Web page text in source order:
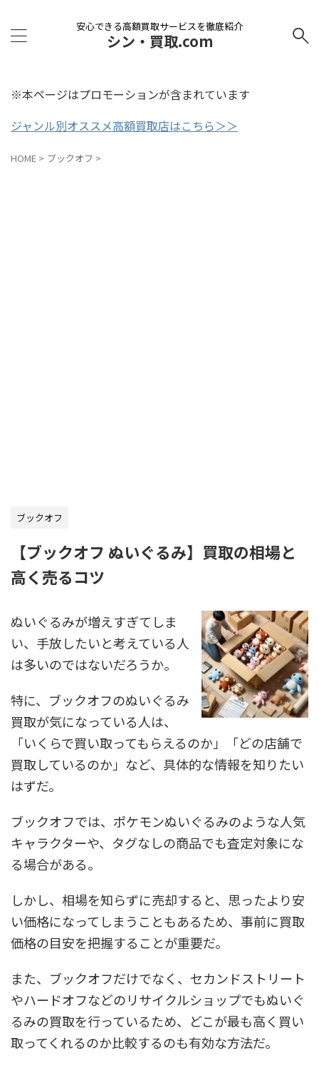
安心できる高額買取サービスを徹底紹介
シン・買取.com
※本ページはプロモーションが含まれています
ジャンル別オススメ高額買取店はこちら＞＞
HOME > ブックオフ >
ブックオフ
【ブックオフ ぬいぐるみ】買取の相場と
高く売るコツ
ぬいぐるみが増えすぎてしま
い、手放したいと考えている人
は多いのではないだろうか。
特に、ブックオフのぬいぐるみ
買取が気になっている人は、
「いくらで買い取ってもらえるのか」「どの店舗で
買取しているのか」など、具体的な情報を知りたい
はずだ。
ブックオフでは、ポケモンぬいぐるみのような人気
キャラクターや、タグなしの商品でも査定対象にな
る場合がある。
しかし、相場を知らずに売却すると、思ったより安
い価格になってしまうこともあるため、事前に買取
価格の目安を把握することが重要だ。
また、ブックオフだけでなく、セカンドストリート
やハードオフなどのリサイクルショップでもぬいぐ
るみの買取を行っているため、どこが最も高く買い
取ってくれるのか比較するのも有効な方法だ。